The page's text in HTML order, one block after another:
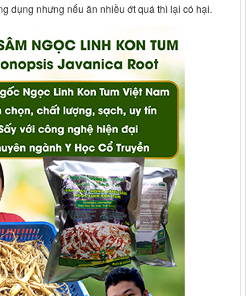
dụng nhưng nếu ăn nhiều ớt quá thì lại có hại.